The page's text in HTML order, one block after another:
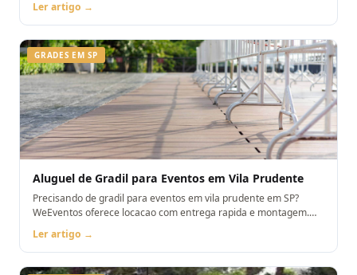
Ler artigo →
GRADES EM SP
Aluguel de Gradil para Eventos em Vila Prudente
Precisando de gradil para eventos em vila prudente em SP?
WeEventos oferece locacao com entrega rapida e montagem.
Orcamento pelo WhatsApp.
Ler artigo →